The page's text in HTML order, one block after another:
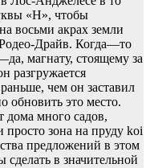
«Н», чтобы
восьми акрах земли
Драйв. Когда—то
магнату, стоящему за
разгружается
чем он заставил
обновить это место.
дома много садов,
просто зона на пруду koi
предложений в этом
сделать в значительной